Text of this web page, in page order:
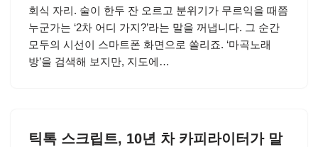
회식 자리. 술이 한두 잔 오르고 분위기가 무르익을 때쯤
누군가는 ‘2차 어디 가지?’라는 말을 꺼냅니다. 그 순간
모두의 시선이 스마트폰 화면으로 쏠리죠. ‘마곡노래
방’을 검색해 보지만, 지도에…
틱톡 스크립트, 10년 차 카피라이터가 말